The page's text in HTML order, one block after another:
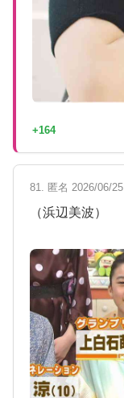
+164
81. 匿名 2026/06/25
（浜辺美波）